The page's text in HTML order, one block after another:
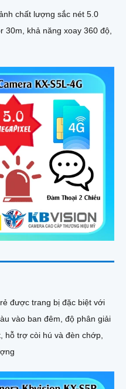
chất lượng sắc nét 5.0
30m, khả năng xoay 360 độ,
được trang bị đặc biệt với
vào ban đêm, độ phân giải
hỗ trợ còi hú và đèn chớp,